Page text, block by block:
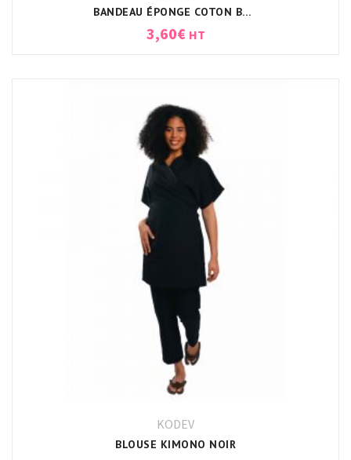
BANDEAU ÉPONGE COTON BLANC
3,60€ HT
KODEV
BLOUSE KIMONO NOIR